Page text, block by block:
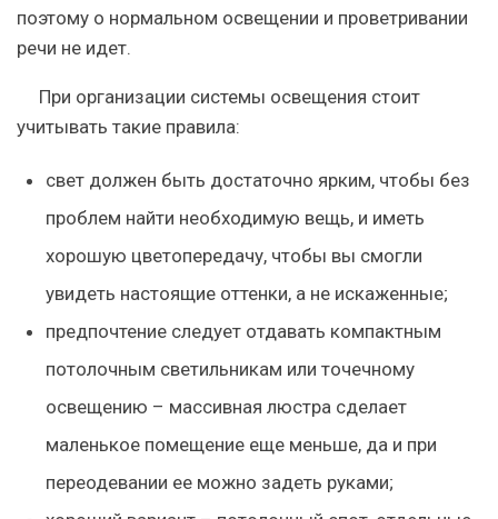
поэтому о нормальном освещении и проветривании
речи не идет.
При организации системы освещения стоит
учитывать такие правила:
свет должен быть достаточно ярким, чтобы без
проблем найти необходимую вещь, и иметь
хорошую цветопередачу, чтобы вы смогли
увидеть настоящие оттенки, а не искаженные;
предпочтение следует отдавать компактным
потолочным светильникам или точечному
освещению – массивная люстра сделает
маленькое помещение еще меньше, да и при
переодевании ее можно задеть руками;